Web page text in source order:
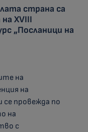
страна са
XVIII
„Посланици на
на
на
се провежда по
на
с